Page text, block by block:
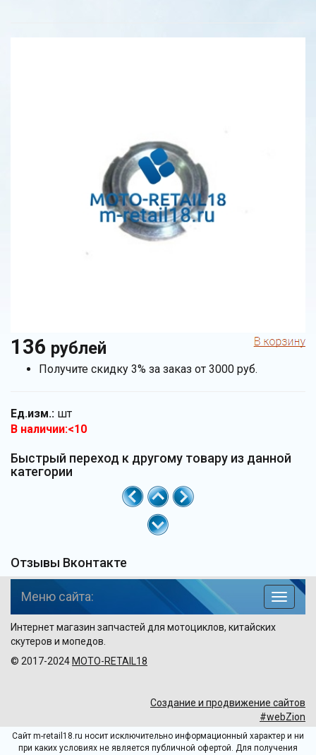
136 рублей
Получите скидку 3% за заказ от 3000 руб.
Ед.изм.: шт
В наличии:<10
Быстрый переход к другому товару из данной
категории
Отзывы Вконтакте
по
Меню сайта:
Интернет магазин запчастей для мотоциклов, китайских
скутеров и мопедов.
© 2017-2024 MOTO-RETAIL18
Создание и продвижение сайтов
#webZion
Сайт m-retail18.ru носит исключительно информационный характер и ни
при каких условиях не является публичной офертой. Для получения